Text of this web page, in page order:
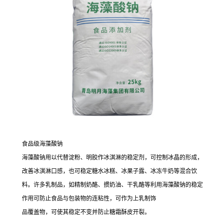
食品级海藻酸钠
海藻酸钠用以代替淀粉、明胶作冰淇淋的稳定剂，可控制冰晶的形成，
改善冰淇淋口感，也可稳定糖水冰糕、冰果子露、冰冻牛奶等混合饮
料。许多乳制品，如精制奶酪、掼奶油、干乳酪等利用海藻酸钠的稳定
作用可防止食品与包装物的连粘性，可作为上乳制饰
品覆盖物，可使其稳定不变并防止糖霜酥皮开裂。